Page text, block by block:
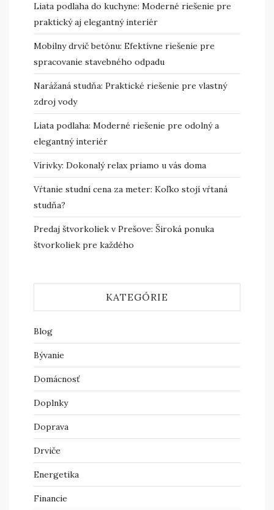
Liata podlaha do kuchyne: Moderné riešenie pre
praktický aj elegantný interiér
Mobilny drvič betónu: Efektívne riešenie pre
spracovanie stavebného odpadu
Narážaná studňa: Praktické riešenie pre vlastný
zdroj vody
Liata podlaha: Moderné riešenie pre odolný a
elegantný interiér
Vírivky: Dokonalý relax priamo u vás doma
Vŕtanie studní cena za meter: Koľko stojí vŕtaná
studňa?
Predaj štvorkoliek v Prešove: Široká ponuka
štvorkoliek pre každého
KATEGÓRIE
Blog
Bývanie
Domácnosť
Doplnky
Doprava
Drviče
Energetika
Financie